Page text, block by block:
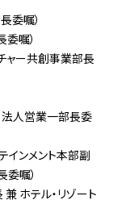
委嘱）
嘱）
ャー共創事業部長
法人営業一部長委
インメント本部副
嘱）
兼 ホテル・リゾート